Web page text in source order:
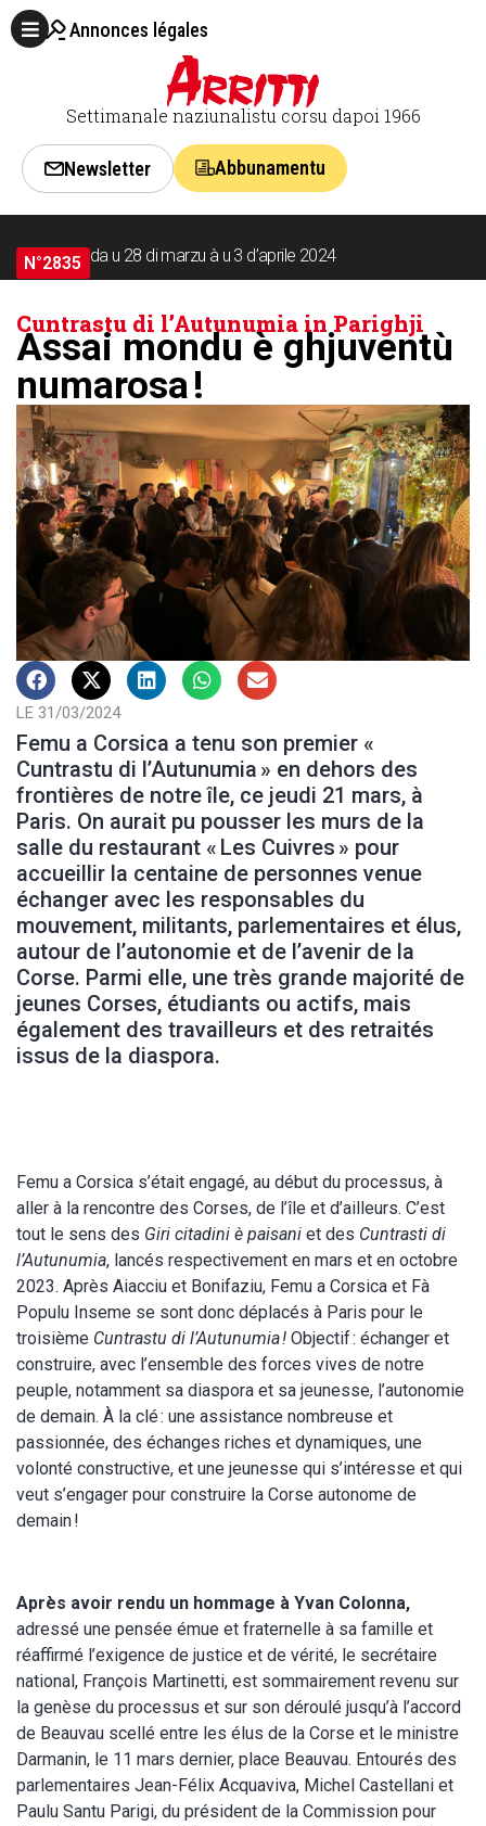
Annonces légales
Settimanale naziunalistu corsu dapoi 1966
Newsletter Abbunamentu
N°2835 da u 28 di marzu à u 3 d’aprile 2024
Cuntrastu di l’Autunumia in Parighji
Assai mondu è ghjuventù
numarosa !
LE 31/03/2024
Femu a Corsica a tenu son premier «
Cuntrastu di l’Autunumia » en dehors des
frontières de notre île, ce jeudi 21 mars, à
Paris. On aurait pu pousser les murs de la
salle du restaurant « Les Cuivres » pour
accueillir la centaine de personnes venue
échanger avec les responsables du
mouvement, militants, parlementaires et élus,
autour de l’autonomie et de l’avenir de la
Corse. Parmi elle, une très grande majorité de
jeunes Corses, étudiants ou actifs, mais
également des travailleurs et des retraités
issus de la diaspora.
Femu a Corsica s’était engagé, au début du processus, à
aller à la rencontre des Corses, de l’île et d’ailleurs. C’est
tout le sens des Giri citadini è paisani et des Cuntrasti di
l’Autunumia, lancés respectivement en mars et en octobre
2023. Après Aiacciu et Bonifaziu, Femu a Corsica et Fà
Populu Inseme se sont donc déplacés à Paris pour le
troisième Cuntrastu di l’Autunumia ! Objectif : échanger et
construire, avec l’ensemble des forces vives de notre
peuple, notamment sa diaspora et sa jeunesse, l’autonomie
de demain. À la clé : une assistance nombreuse et
passionnée, des échanges riches et dynamiques, une
volonté constructive, et une jeunesse qui s’intéresse et qui
veut s’engager pour construire la Corse autonome de
demain !
Après avoir rendu un hommage à Yvan Colonna,
adressé une pensée émue et fraternelle à sa famille et
réaffirmé l’exigence de justice et de vérité, le secrétaire
national, François Martinetti, est sommairement revenu sur
la genèse du processus et sur son déroulé jusqu’à l’accord
de Beauvau scellé entre les élus de la Corse et le ministre
Darmanin, le 11 mars dernier, place Beauvau. Entourés des
parlementaires Jean-Félix Acquaviva, Michel Castellani et
Paulu Santu Parigi, du président de la Commission pour